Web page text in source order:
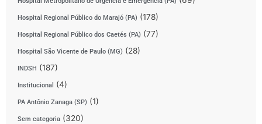
Hospital Regional Público do Marajó (PA) (178)
Hospital Regional Público dos Caetés (PA) (77)
Hospital São Vicente de Paulo (MG) (28)
INDSH (187)
Institucional (4)
PA Antônio Zanaga (SP) (1)
Sem categoria (320)